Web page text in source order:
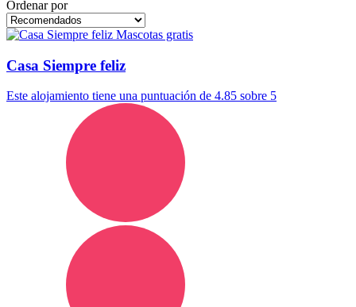
Ordenar por
Mascotas gratis
Casa Siempre feliz
Este alojamiento tiene una puntuación de 4.85 sobre 5